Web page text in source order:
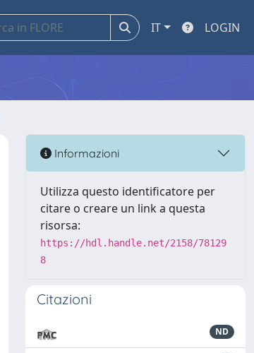
IT LOGIN
Informazioni
Utilizza questo identificatore per
citare o creare un link a questa
risorsa:
https://hdl.handle.net/2158/78129
8
Citazioni
ND